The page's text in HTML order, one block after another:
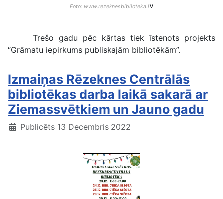
Foto: www.rezeknesbiblioteka.lv
Trešo gadu pēc kārtas tiek īstenots projekts
“Grāmatu iepirkums publiskajām bibliotēkām”.
Izmaiņas Rēzeknes Centrālās
bibliotēkas darba laikā sakarā ar
Ziemassvētkiem un Jauno gadu
Publicēts 13 Decembris 2022